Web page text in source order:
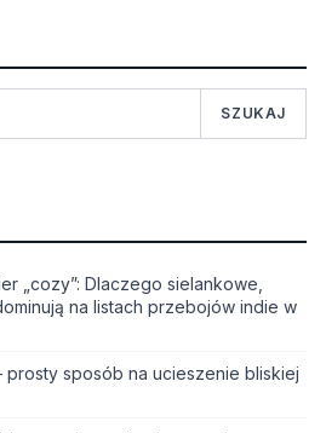
SZUKAJ
„cozy”: Dlaczego sielankowe,
na listach przebojów indie w
sposób na ucieszenie bliskiej